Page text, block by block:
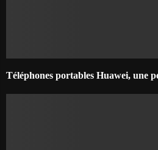
Téléphones portables Huawei, une